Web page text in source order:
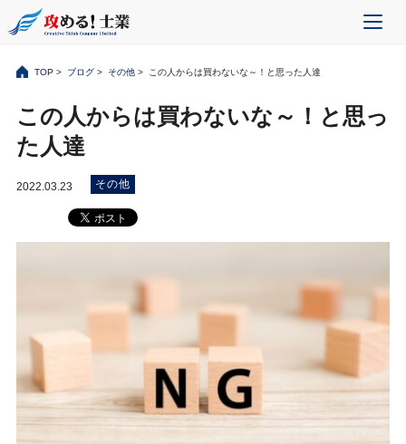
TOP> ブログ> その他> この人からは買わないな～！と思った人達
この人からは買わないな～！と思っ
た人達
2022.03.23 その他